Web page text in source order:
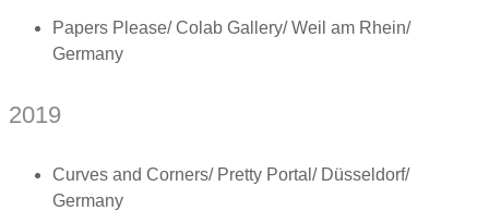
Papers Please/ Colab Gallery/ Weil am Rhein/
Germany
2019
Curves and Corners/ Pretty Portal/ Düsseldorf/
Germany